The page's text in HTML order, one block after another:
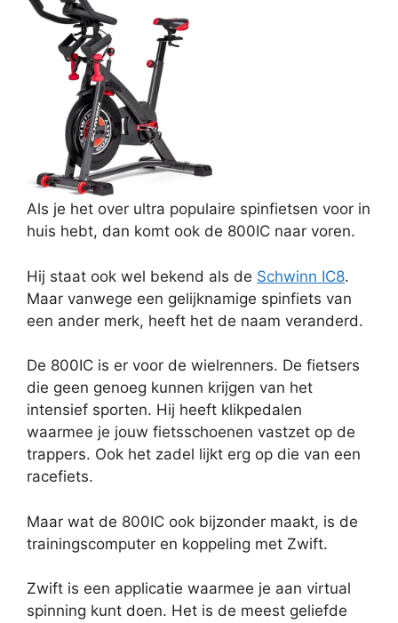
Als je het over ultra populaire spinfietsen voor in
huis hebt, dan komt ook de 800IC naar voren.
Hij staat ook wel bekend als de Schwinn IC8.
Maar vanwege een gelijknamige spinfiets van
een ander merk, heeft het de naam veranderd.
De 800IC is er voor de wielrenners. De fietsers
die geen genoeg kunnen krijgen van het
intensief sporten. Hij heeft klikpedalen
waarmee je jouw fietsschoenen vastzet op de
trappers. Ook het zadel lijkt erg op die van een
racefiets.
Maar wat de 800IC ook bijzonder maakt, is de
trainingscomputer en koppeling met Zwift.
Zwift is een applicatie waarmee je aan virtual
spinning kunt doen. Het is de meest geliefde